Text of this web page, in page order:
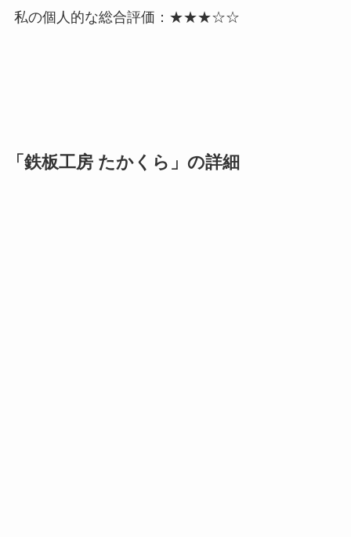
私の個人的な総合評価： ★★★☆☆
「鉄板工房 たかくら」の詳細